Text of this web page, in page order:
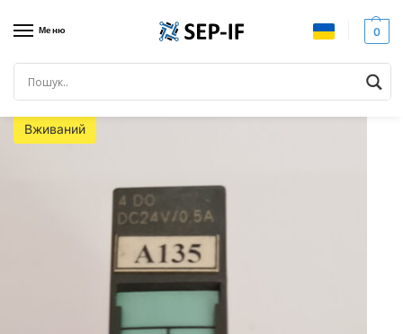
Меню 0
Головна Siemens 6ES7 132-4BD02-0AA0. Цифровий вихідний модуль. Вживаний
Вживаний